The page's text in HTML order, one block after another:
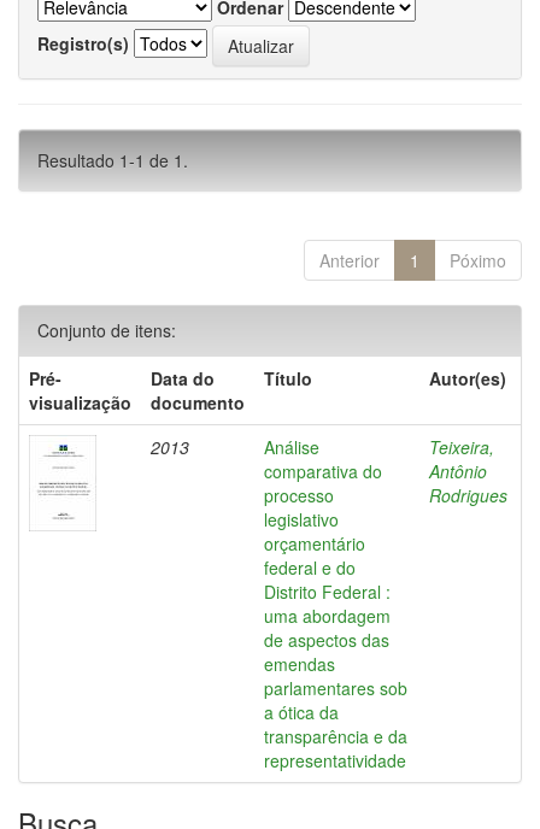
Ordenar
Registro(s)
Resultado 1-1 de 1.
Anterior 1 Póximo
Conjunto de itens:
Pré-
visualização
Data do
documento
Título Autor(es)
2013
Análise
comparativa do
processo
legislativo
orçamentário
federal e do
Distrito Federal :
uma abordagem
de aspectos das
emendas
parlamentares sob
a ótica da
transparência e da
representatividade
Teixeira,
Antônio
Rodrigues